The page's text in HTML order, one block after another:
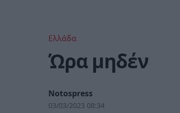
Ελλάδα
Ώρα μηδέν
Notospress
03/03/2023 08:34